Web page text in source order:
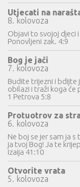
Utjecati na
8. kolovoza
Objavi to svojoj djeci
Ponovljeni zak. 4:9
Bog je jači
7. kolovoza
Budite trijezni i bdijte
obilazi i traži koga će
1 Petrova 5:8
Protuotrov za
6. kolovoza
Ne boj se jer sam ja
ja tvoj Bog! Ja te
Izaija 41:10
Otvorite vrata
5. kolovoza